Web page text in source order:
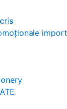
import